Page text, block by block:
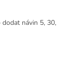
návin 5, 30,